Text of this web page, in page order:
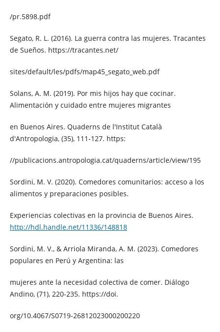
/pr.5898.pdf
Segato, R. L. (2016). La guerra contra las mujeres. Tracantes
de Sueños. https://tracantes.net/
sites/default/les/pdfs/map45_segato_web.pdf
Solans, A. M. (2019). Por mis hijos hay que cocinar.
Alimentación y cuidado entre mujeres migrantes
en Buenos Aires. Quaderns de l'Institut Català
d'Antropologia, (35), 111-127. https:
//publicacions.antropologia.cat/quaderns/article/view/195
Sordini, M. V. (2020). Comedores comunitarios: acceso a los
alimentos y preparaciones posibles.
Experiencias colectivas en la provincia de Buenos Aires.
http://hdl.handle.net/11336/148818
Sordini, M. V., & Arriola Miranda, A. M. (2023). Comedores
populares en Perú y Argentina: las
mujeres ante la necesidad colectiva de comer. Diálogo
Andino, (71), 220-235. https://doi.
org/10.4067/S0719-26812023000200220